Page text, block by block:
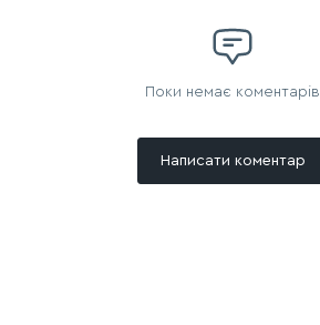
Поки немає коментарів
Написати коментар